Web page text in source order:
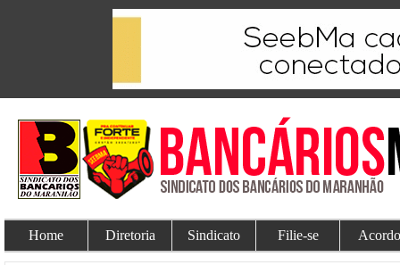
Home Diretoria Sindicato Filie-se